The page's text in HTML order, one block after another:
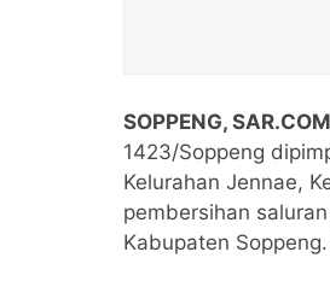
SOPPENG,
1423/Soppeng
Kelurahan Jennae,
pembersihan
Kabupaten